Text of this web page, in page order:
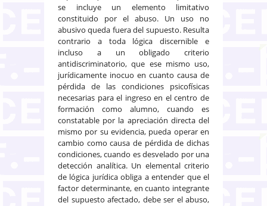
se incluye un elemento limitativo
constituido por el abuso. Un uso no
abusivo queda fuera del supuesto. Resulta
contrario a toda lógica discernible e
incluso a un obligado criterio
antidiscriminatorio, que ese mismo uso,
jurídicamente inocuo en cuanto causa de
pérdida de las condiciones psicofísicas
necesarias para el ingreso en el centro de
formación como alumno, cuando es
constatable por la apreciación directa del
mismo por su evidencia, pueda operar en
cambio como causa de pérdida de dichas
condiciones, cuando es desvelado por una
detección analítica. Un elemental criterio
de lógica jurídica obliga a entender que el
factor determinante, en cuanto integrante
del supuesto afectado, debe ser el abuso,